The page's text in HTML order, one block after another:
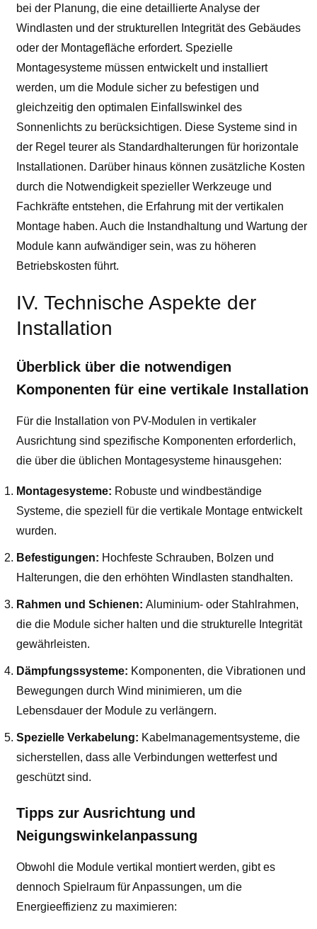
bei der Planung, die eine detaillierte Analyse der
Windlasten und der strukturellen Integrität des Gebäudes
oder der Montagefläche erfordert. Spezielle
Montagesysteme müssen entwickelt und installiert
werden, um die Module sicher zu befestigen und
gleichzeitig den optimalen Einfallswinkel des
Sonnenlichts zu berücksichtigen. Diese Systeme sind in
der Regel teurer als Standardhalterungen für horizontale
Installationen. Darüber hinaus können zusätzliche Kosten
durch die Notwendigkeit spezieller Werkzeuge und
Fachkräfte entstehen, die Erfahrung mit der vertikalen
Montage haben. Auch die Instandhaltung und Wartung der
Module kann aufwändiger sein, was zu höheren
Betriebskosten führt.
IV. Technische Aspekte der
Installation
Überblick über die notwendigen
Komponenten für eine vertikale Installation
Für die Installation von PV-Modulen in vertikaler
Ausrichtung sind spezifische Komponenten erforderlich,
die über die üblichen Montagesysteme hinausgehen:
Montagesysteme: Robuste und windbeständige
Systeme, die speziell für die vertikale Montage entwickelt
wurden.
Befestigungen: Hochfeste Schrauben, Bolzen und
Halterungen, die den erhöhten Windlasten standhalten.
Rahmen und Schienen: Aluminium- oder Stahlrahmen,
die die Module sicher halten und die strukturelle Integrität
gewährleisten.
Dämpfungssysteme: Komponenten, die Vibrationen und
Bewegungen durch Wind minimieren, um die
Lebensdauer der Module zu verlängern.
Spezielle Verkabelung: Kabelmanagementsysteme, die
sicherstellen, dass alle Verbindungen wetterfest und
geschützt sind.
Tipps zur Ausrichtung und
Neigungswinkelanpassung
Obwohl die Module vertikal montiert werden, gibt es
dennoch Spielraum für Anpassungen, um die
Energieeffizienz zu maximieren: